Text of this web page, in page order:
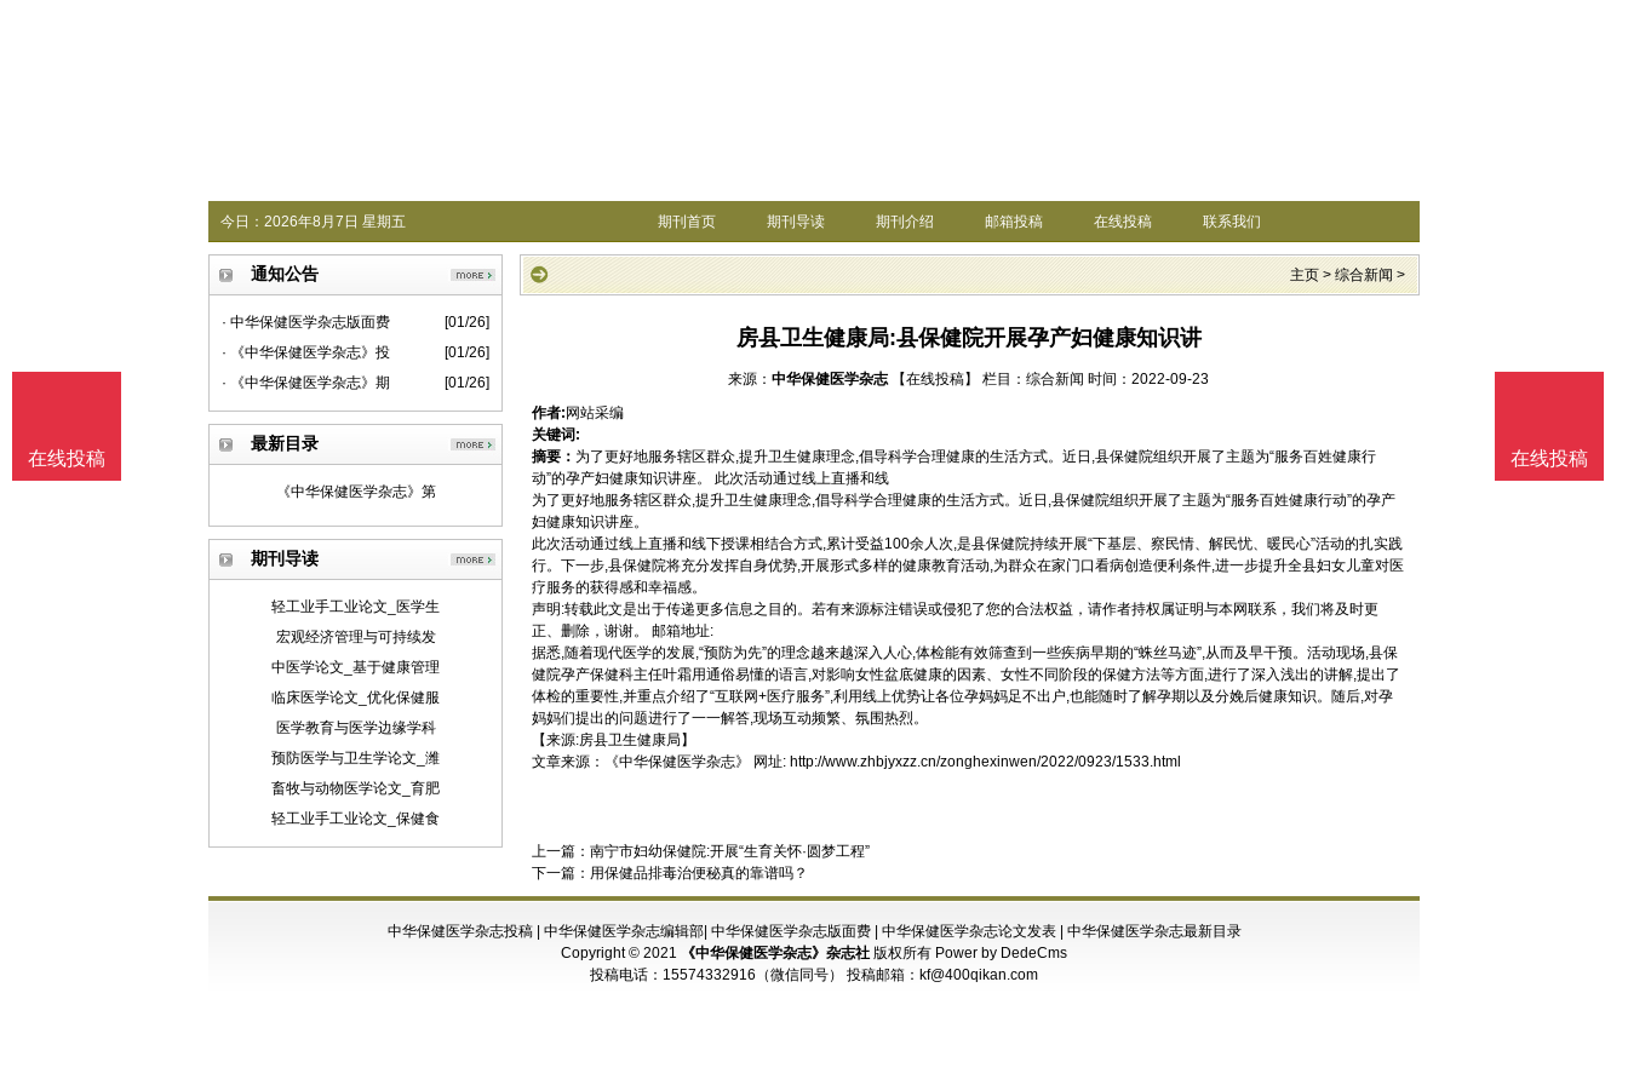
今日： 2026年8月7日 星期五 期刊首页 期刊导读 期刊介绍 邮箱投稿 在线投稿 联系我们
通知公告
· 中华保健医学杂志版面费
[01/26]
· 《中华保健医学杂志》投
[01/26]
· 《中华保健医学杂志》期
[01/26]
最新目录
《中华保健医学杂志》第
期刊导读
轻工业手工业论文_医学生
宏观经济管理与可持续发
中医学论文_基于健康管理
临床医学论文_优化保健服
医学教育与医学边缘学科
预防医学与卫生学论文_潍
畜牧与动物医学论文_育肥
轻工业手工业论文_保健食
主页 > 综合新闻 >
房县卫生健康局:县保健院开展孕产妇健康知识讲
来源： 中华保健医学杂志 【在线投稿】 栏目： 综合新闻 时间：2022-09-23
作者: 网站采编
关键词:
摘要： 为了更好地服务辖区群众,提升卫生健康理念,倡导科学合理健康的生活方式。近日,县保健院组织开展了主题为“服务百姓健康行
动”的孕产妇健康知识讲座。 此次活动通过线上直播和线
为了更好地服务辖区群众,提升卫生健康理念,倡导科学合理健康的生活方式。近日,县保健院组织开展了主题为“服务百姓健康行动”的孕产
妇健康知识讲座。
此次活动通过线上直播和线下授课相结合方式,累计受益100余人次,是县保健院持续开展“下基层、察民情、解民忧、暖民心”活动的扎实践
行。下一步,县保健院将充分发挥自身优势,开展形式多样的健康教育活动,为群众在家门口看病创造便利条件,进一步提升全县妇女儿童对医
疗服务的获得感和幸福感。
声明:转载此文是出于传递更多信息之目的。若有来源标注错误或侵犯了您的合法权益，请作者持权属证明与本网联系，我们将及时更
正、删除，谢谢。 邮箱地址:
据悉,随着现代医学的发展,“预防为先”的理念越来越深入人心,体检能有效筛查到一些疾病早期的“蛛丝马迹”,从而及早干预。活动现场,县保
健院孕产保健科主任叶霜用通俗易懂的语言,对影响女性盆底健康的因素、女性不同阶段的保健方法等方面,进行了深入浅出的讲解,提出了
体检的重要性,并重点介绍了“互联网+医疗服务”,利用线上优势让各位孕妈妈足不出户,也能随时了解孕期以及分娩后健康知识。随后,对孕
妈妈们提出的问题进行了一一解答,现场互动频繁、氛围热烈。
【来源:房县卫生健康局】
文章来源：
《中华保健医学杂志》 网址: http://www.zhbjyxzz.cn/zonghexinwen/2022/0923/1533.html
上一篇： 南宁市妇幼保健院:开展“生育关怀·圆梦工程”
下一篇： 用保健品排毒治便秘真的靠谱吗？
中华保健医学杂志投稿| 中华保健医学杂志编辑部| 中华保健医学杂志版面费| 中华保健医学杂志论文发表| 中华保健医学杂志最新目录
Copyright © 2021
《中华保健医学杂志》杂志社 版权所有 Power by DedeCms
投稿电话： 15574332916（微信同号） 投稿邮箱： kf@400qikan.com
在线投稿
在线投稿